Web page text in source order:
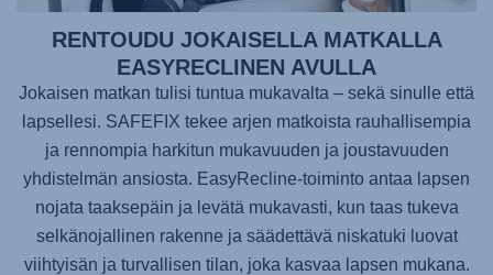
RENTOUDU JOKAISELLA MATKALLA
EASYRECLINEN AVULLA
Jokaisen matkan tulisi tuntua mukavalta – sekä sinulle että
lapsellesi. SAFEFIX tekee arjen matkoista rauhallisempia
ja rennompia harkitun mukavuuden ja joustavuuden
yhdistelmän ansiosta. EasyRecline-toiminto antaa lapsen
nojata taaksepäin ja levätä mukavasti, kun taas tukeva
selkänojallinen rakenne ja säädettävä niskatuki luovat
viihtyisän ja turvallisen tilan, joka kasvaa lapsen mukana.